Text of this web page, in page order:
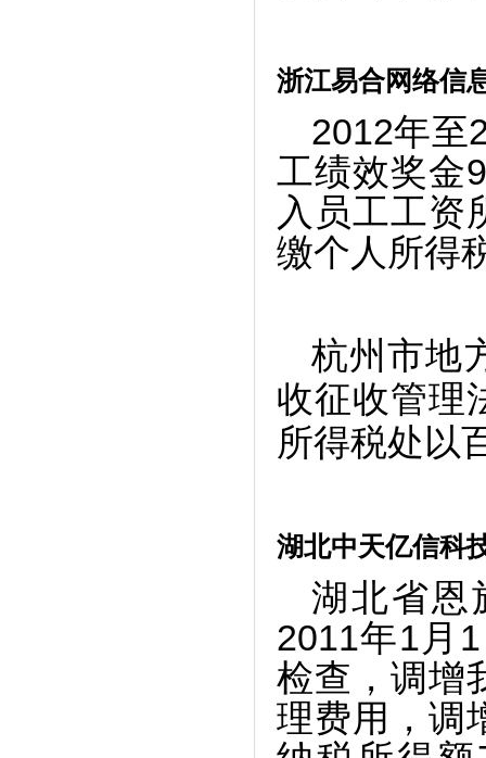
浙江易合网络信
2012年至
工绩效奖金
入员工工资
缴个人所得
杭州市地
收征收管理
所得税处以
湖北中天亿信科
湖北省恩
2011年1月
检查，调增
理费用，调